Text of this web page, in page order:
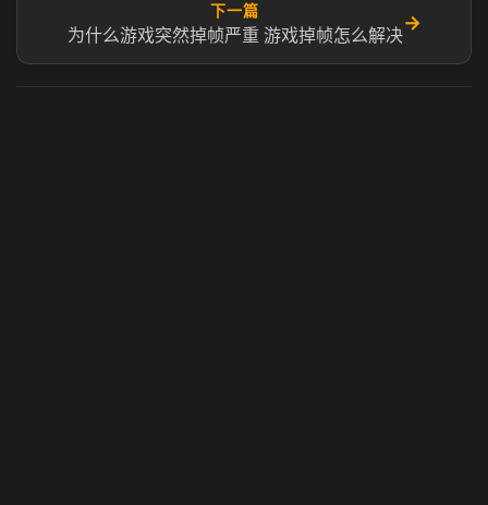
下一篇
为什么游戏突然掉帧严重 游戏掉帧怎么解决
→